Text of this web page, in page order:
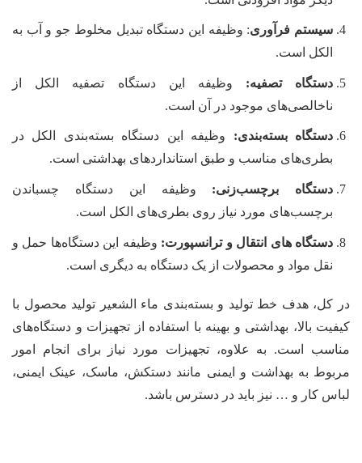
سیستم فرآوری: وظیفه این دستگاه تبدیل مخلوط جو و آب به
الکل است.
دستگاه تصفیه: وظیفه این دستگاه تصفیه الکل از
ناخالصی‌های موجود در آن است.
دستگاه بسته‌بندی: وظیفه این دستگاه بسته‌بندی الکل در
بطری‌های مناسب و طبق استانداردهای بهداشتی است.
دستگاه برچسب‌زنی: وظیفه این دستگاه چسباندن
برچسب‌های مورد نیاز روی بطری‌های الکل است.
دستگاه های انتقال و ترانسپورت: وظیفه این دستگاه‌ها حمل و
نقل مواد و محصولات از یک دستگاه به دیگری است.
در کل، هدف خط تولید و بسته‌بندی ماء الشعیر تولید محصول با
کیفیت بالا، بهداشتی و بهینه با استفاده از تجهیزات و دستگاه‌های
مناسب است. به علاوه، تجهیزات مورد نیاز برای انجام امور
مربوط به بهداشت و ایمنی مانند دستکش، ماسک، عینک ایمنی،
لباس کار و … نیز باید در دسترس باشد.